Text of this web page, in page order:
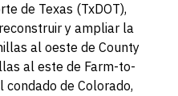
de Texas (TxDOT),
y ampliar la
al oeste de County
al este de Farm-to-
de Colorado,